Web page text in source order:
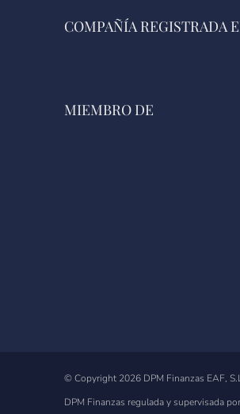
COMPAÑÍA REGISTRADA
MIEMBRO DE
© Copyright 2026 DPM Finanzas EAF,
DPM Finanzas regulada y supervisada